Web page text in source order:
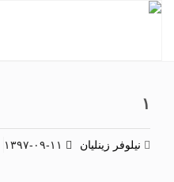
نیلوفر زینلیان